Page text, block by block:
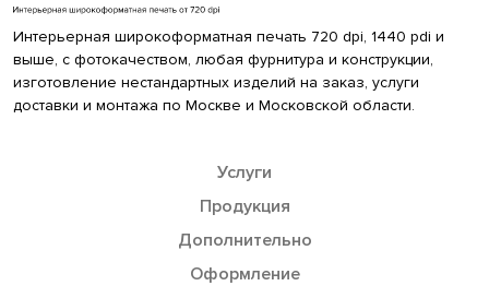
Интерьерная широкоформатная печать 720 dpi, 1440 pdi и
выше, с фотокачеством, любая фурнитура и конструкции,
изготовление нестандартных изделий на заказ, услуги
доставки и монтажа по Москве и Московской области.
Услуги
Продукция
Дополнительно
Оформление